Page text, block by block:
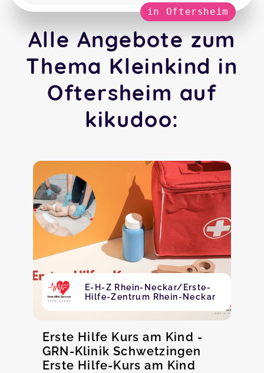
in Oftersheim
Alle Angebote zum
Thema Kleinkind in
Oftersheim auf
kikudoo:
E-H-Z Rhein-Neckar/Erste-
Hilfe-Zentrum Rhein-Neckar
Erste Hilfe Kurs am Kind -
GRN-Klinik Schwetzingen
Erste Hilfe-Kurs am Kind